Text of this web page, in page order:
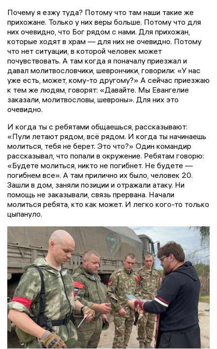
Почему я езжу туда? Потому что там наши такие же
прихожане. Только у них веры больше. Потому что для
них очевидно, что Бог рядом с нами. Для прихожан,
которые ходят в храм — для них не очевидно. Потому
что нет ситуации, в которой человек может
почувствовать. А там когда я поначалу приезжал и
давал молитвословчики, шеврончики, говорили: «У нас
уже есть, может, кому-то другому?» А сейчас приезжаю
к тем же людям, говорят: «Давайте. Мы Евангелие
заказали, молитвословы, шевроны». Для них это
очевидно.
И когда ты с ребятами общаешься, рассказывают:
«Пули летают рядом, всё рядом. И когда ты начинаешь
молиться, тебя не берет. Это что?» Один командир
рассказывал, что попали в окружение. Ребятам говорю:
«Будете молиться, никто не погибнет. Не будете —
погибнем все». А там прилично их было, человек 20.
Зашли в дом, заняли позиции и отражали атаку. Ни
помощь не заказывали, связь прервана. Начали
молиться ребята, кто как может. И легко кого-то только
цыпануло.